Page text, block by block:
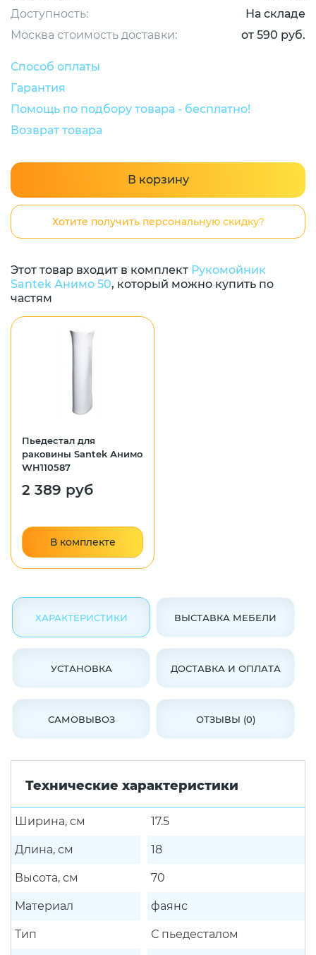
Доступность:
На складе
Москва стоимость доставки:
от 590 руб.
Способ оплаты
Гарантия
Помощь по подбору товара - бесплатно!
Возврат товара
В корзину
Хотите получить персональную скидку?
Этот товар входит в комплект Рукомойник
Santek Анимо 50, который можно купить по
частям
Пьедестал для
раковины Santek Анимо
WH110587
2 389 руб
В комплекте
ХАРАКТЕРИСТИКИ ВЫСТАВКА МЕБЕЛИ
УСТАНОВКА ДОСТАВКА И ОПЛАТА
САМОВЫВОЗ ОТЗЫВЫ (0)
Технические характеристики
Ширина, см 17.5
Длина, см 18
Высота, см 70
Материал фаянс
Тип С пьедесталом